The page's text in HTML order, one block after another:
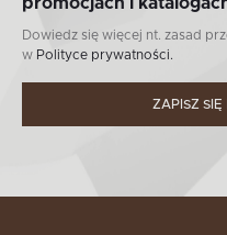
Dowiedz się więcej nt. zasad
w Polityce prywatności.
ZAPISZ